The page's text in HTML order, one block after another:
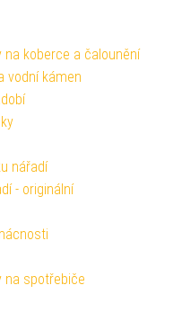
na koberce a čalounění
vodní kámen
nářadí
- originální
na spotřebiče